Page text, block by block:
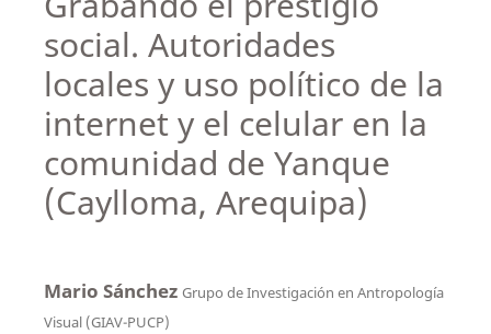
social. Autoridades
locales y uso político de la
internet y el celular en la
comunidad de Yanque
(Caylloma, Arequipa)
Mario Sánchez Grupo de Investigación en Antropología
Visual (GIAV-PUCP)